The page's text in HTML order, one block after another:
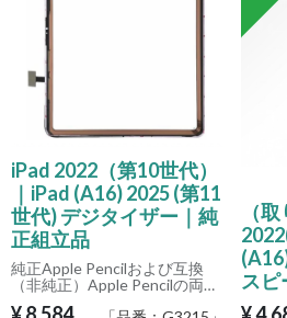
iPad 2022（第10世代）
｜iPad (A16) 2025 (第11
世代) デジタイザー｜純
正組立品
純正Apple Pencilおよび互換
（非純正）Apple Pencilの両方
（
スピ